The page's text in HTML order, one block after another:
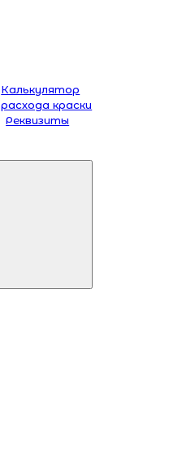
Калькулятор
расхода краски
Реквизиты